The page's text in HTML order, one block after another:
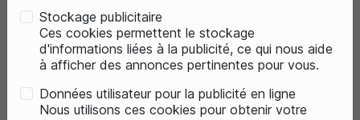
Stockage publicitaire
Ces cookies permettent le stockage
d'informations liées à la publicité, ce qui nous aide
à afficher des annonces pertinentes pour vous.
Données utilisateur pour la publicité en ligne
Nous utilisons ces cookies pour obtenir votre